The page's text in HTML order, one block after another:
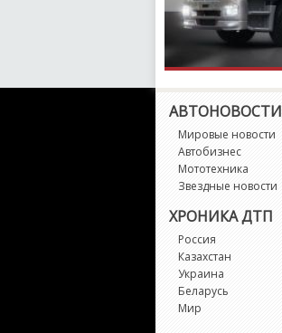
АВТОНОВОСТИ
Мировые новости
Автобизнес
Мототехника
Звездные новости
ХРОНИКА ДТП
Россия
Казахстан
Украина
Беларусь
Мир